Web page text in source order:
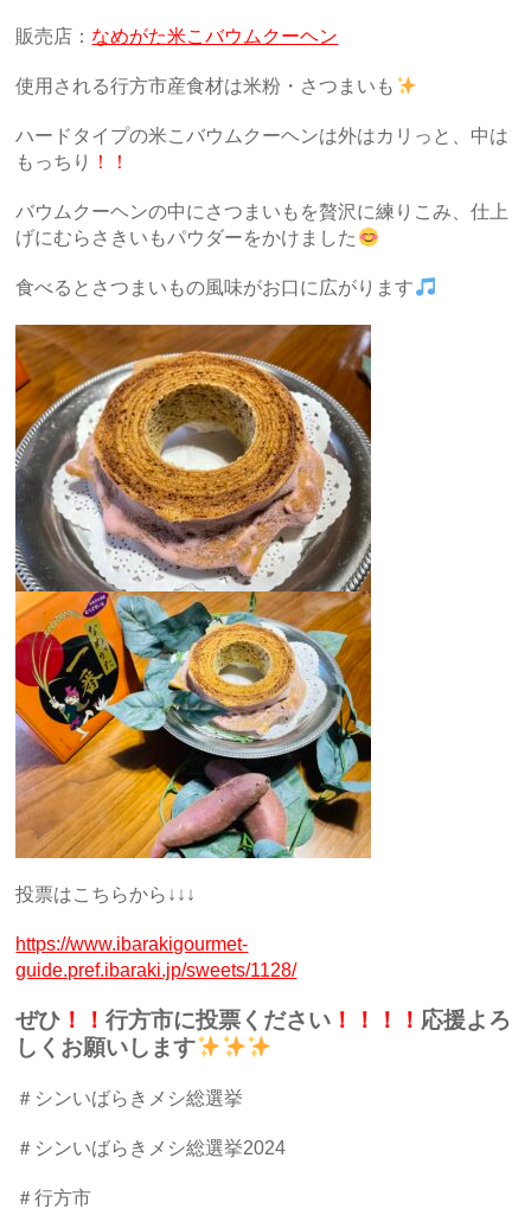
販売店： なめがた米こバウムクーヘン
使用される行方市産食材は米粉・さつまいも
ハードタイプの米こバウムクーヘンは外はカリっと、中は
もっちり
！！
バウムクーヘンの中にさつまいもを贅沢に練りこみ、仕上
げにむらさきいもパウダーをかけました
食べるとさつまいもの風味がお口に広がります
投票はこちらから↓↓↓
https://www.ibarakigourmet-
guide.pref.ibaraki.jp/sweets/1128/
ぜひ ！！行方市に投票ください ！！！！ 応援よろ
しくお願いします
＃シンいばらきメシ総選挙
＃シンいばらきメシ総選挙2024
＃行方市